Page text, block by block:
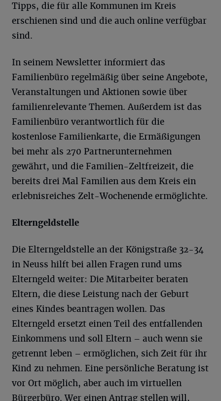
Tipps, die für alle Kommunen im Kreis
erschienen sind und die auch online verfügbar
sind.
In seinem Newsletter informiert das
Familienbüro regelmäßig über seine Angebote,
Veranstaltungen und Aktionen sowie über
familienrelevante Themen. Außerdem ist das
Familienbüro verantwortlich für die
kostenlose Familienkarte, die Ermäßigungen
bei mehr als 270 Partnerunternehmen
gewährt, und die Familien-Zeltfreizeit, die
bereits drei Mal Familien aus dem Kreis ein
erlebnisreiches Zelt-Wochenende ermöglichte.
Elterngeldstelle
Die Elterngeldstelle an der Königstraße 32-34
in Neuss hilft bei allen Fragen rund ums
Elterngeld weiter: Die Mitarbeiter beraten
Eltern, die diese Leistung nach der Geburt
eines Kindes beantragen wollen. Das
Elterngeld ersetzt einen Teil des entfallenden
Einkommens und soll Eltern – auch wenn sie
getrennt leben – ermöglichen, sich Zeit für ihr
Kind zu nehmen. Eine persönliche Beratung ist
vor Ort möglich, aber auch im virtuellen
Bürgerbüro. Wer einen Antrag stellen will,